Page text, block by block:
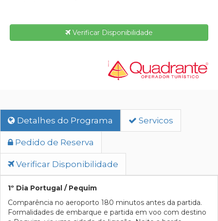
Verificar Disponibilidade
Detalhes do Programa Servicos
Pedido de Reserva
Verificar Disponibilidade
1º Dia Portugal / Pequim
Comparência no aeroporto 180 minutos antes da partida.
Formalidades de embarque e partida em voo com destino